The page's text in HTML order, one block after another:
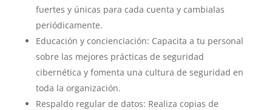
fuertes y únicas para cada cuenta y cambialas
periódicamente.
Educación y concienciación: Capacita a tu personal
sobre las mejores prácticas de seguridad
cibernética y fomenta una cultura de seguridad en
toda la organización.
Respaldo regular de datos: Realiza copias de